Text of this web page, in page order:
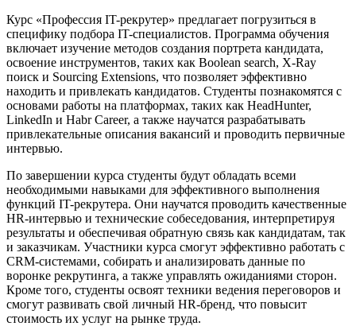
Курс «Профессия IT-рекрутер» предлагает погрузиться в
специфику подбора IT-специалистов. Программа обучения
включает изучение методов создания портрета кандидата,
освоение инструментов, таких как Boolean search, X-Ray
поиск и Sourcing Extensions, что позволяет эффективно
находить и привлекать кандидатов. Студенты познакомятся с
основами работы на платформах, таких как HeadHunter,
LinkedIn и Habr Career, а также научатся разрабатывать
привлекательные описания вакансий и проводить первичные
интервью.
По завершении курса студенты будут обладать всеми
необходимыми навыками для эффективного выполнения
функций IT-рекрутера. Они научатся проводить качественные
HR-интервью и технические собеседования, интерпретируя
результаты и обеспечивая обратную связь как кандидатам, так
и заказчикам. Участники курса смогут эффективно работать с
CRM-системами, собирать и анализировать данные по
воронке рекрутинга, а также управлять ожиданиями сторон.
Кроме того, студенты освоят техники ведения переговоров и
смогут развивать свой личный HR-бренд, что повысит
стоимость их услуг на рынке труда.